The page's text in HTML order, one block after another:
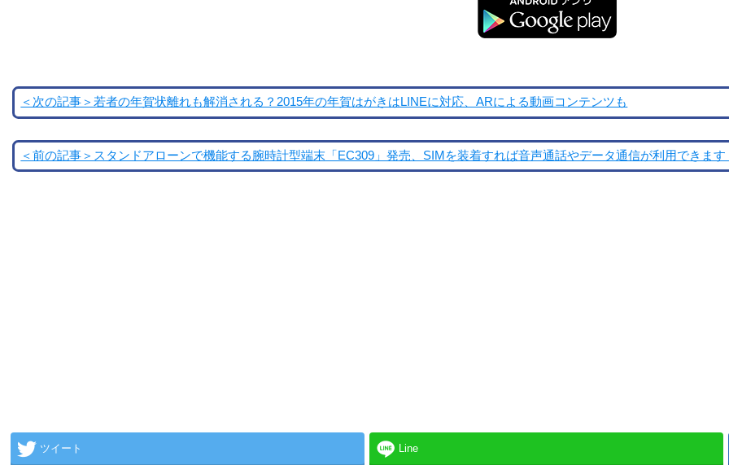
＜次の記事＞若者の年賀状離れも解消される？2015年の年賀はがきはLINEに対応、ARによる動画コンテンツも
＜前の記事＞スタンドアローンで機能する腕時計型端末「EC309」発売、SIMを装着すれば音声通話やデータ通信が利用できます
ツイート Line